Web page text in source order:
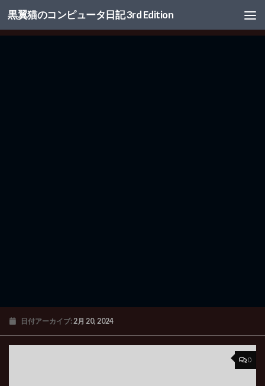
コンテンツへスキップ
黒翼猫のコンピュータ日記 3rd Edition
日付アーカイブ:2月 20, 2024
0